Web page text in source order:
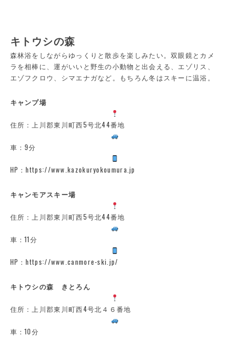
キトウシの森
森林浴をしながらゆっくりと散歩を楽しみたい。双眼鏡とカメ
ラを相棒に、運がいいと野生の小動物と出会える、エゾリス、
エゾフクロウ、シマエナガなど。もちろん冬はスキーに温浴。
キャンプ場
住所：上川郡東川町西5号北44番地
車：9分
HP：https://www.kazokuryokoumura.jp
キャンモアスキー場
住所：上川郡東川町西5号北44番地
車：11分
HP：https://www.canmore-ski.jp/
キトウシの森 きとろん
住所：上川郡東川町西4号北４６番地
車：10分